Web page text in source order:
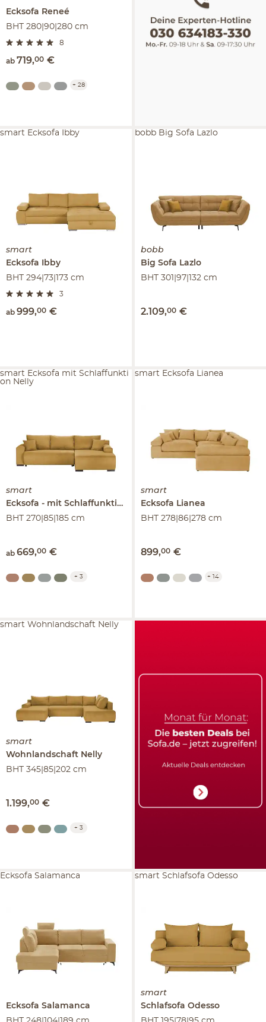
Ecksofa Reneé
BHT 280|90|280 cm
8
ab 719,00 €
+ 28
smart
Ecksofa
Ibby
BHT 294|73|173 cm
3
ab 999,00 €
smart Ecksofa Ibby
bobb
Big Sofa Lazlo
BHT 301|97|132 cm
2.109,00 €
bobb Big Sofa Lazlo
smart
Ecksofa mit Schlaffunktion
Nelly
BHT 270|85|185 cm
ab 669,00 €
smart Ecksofa mit Schlaffunkti
on Nelly
+ 3
smart
Ecksofa Lianea
BHT 278|86|278 cm
899,00 €
smart Ecksofa Lianea
+ 14
smart
Wohnlandschaft Nelly
BHT 345|85|202 cm
1.199,00 €
smart Wohnlandschaft Nelly
+ 3
Ecksofa Salamanca
Ecksofa Salamanca
smart
Schlafsofa Odesso
smart Schlafsofa Odesso